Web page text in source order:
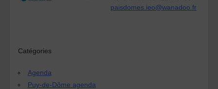
paisdomes.ieo@wanadoo.fr
Catégories
Agenda
Puy-de-Dôme agenda